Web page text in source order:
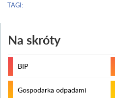
TAGI:
Na skróty
BIP
Gospodarka odpadami